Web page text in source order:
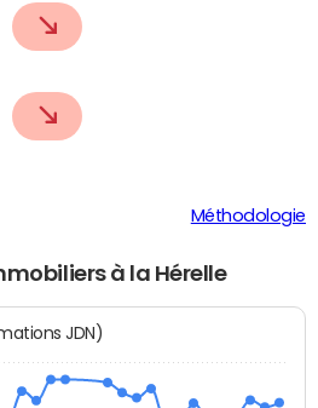
Méthodologie
à la Hérelle
estimations JDN)